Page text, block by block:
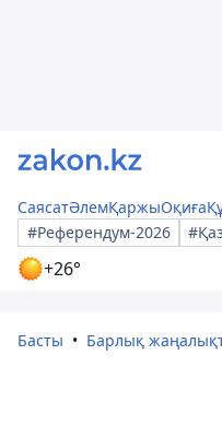
СаясатӘлемҚаржыОқиға
#Референдум-2026
+26°
Басты Барлық